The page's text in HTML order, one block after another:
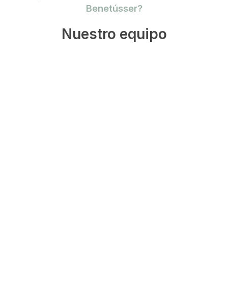
Benetússer?
Nuestro equipo